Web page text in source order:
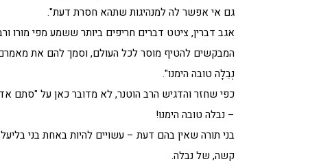
גם אי אפשר לה למנהיגות שתהא חסרת דעת".
אגב דברין, ציטט דברים חריפים ביותר ששמע מפי מורו
המבקשים להטיף מוסר לכל העולם, וסמך להם את
נְבֵלָה טובה הימנו".
כפי שחזר והדגיש הרב הוטנר, לא מדובר כאן על "סתם
– נבלה טובה הימנו!
בני תורה שאין בהם דעת – עשויים להיות באחת בני
קשה, של נבלה.